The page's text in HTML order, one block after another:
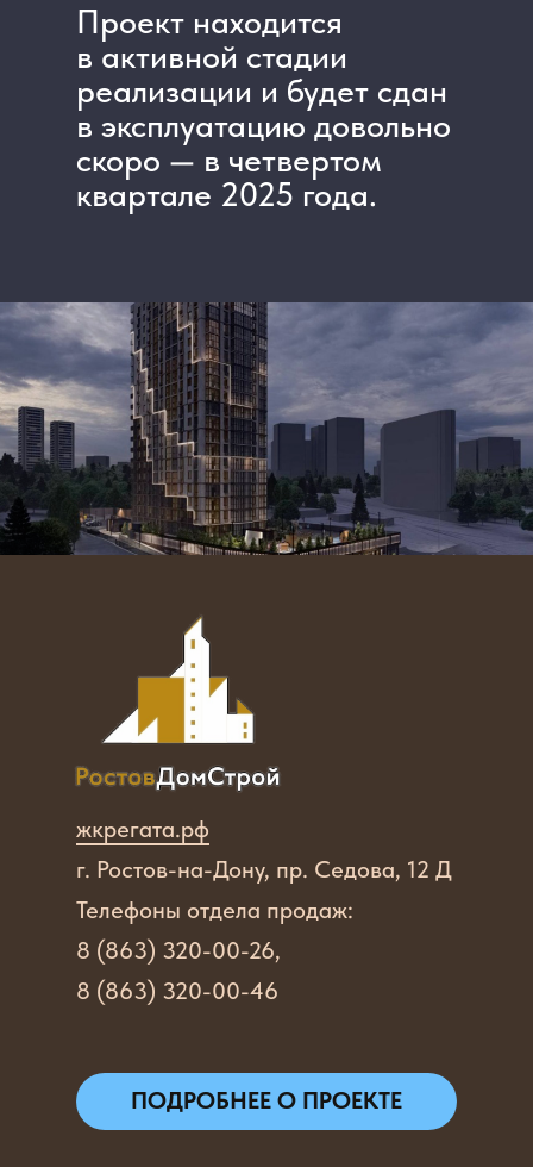
Проект находится
в активной стадии
реализации и будет сдан
в эксплуатацию довольно
скоро — в четвертом
квартале 2025 года.
жкрегата.рф
г. Ростов-на-Дону, пр. Седова, 12 Д
Телефоны отдела продаж:
8 (863) 320-00-26,
8 (863) 320-00-46
ПОДРОБНЕЕ О ПРОЕКТЕ